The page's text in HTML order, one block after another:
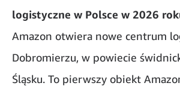
logistyczne w Polsce w 2026
Amazon otwiera nowe centrum
Dobromierzu, w powiecie
Śląsku. To pierwszy obiekt